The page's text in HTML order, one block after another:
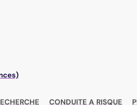
CONDUITE A RISQUE